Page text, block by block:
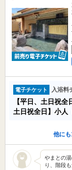
電子チケット 入浴料
【平日、土日祝全
土日祝全日】小人
他に
やまとの
り、階段